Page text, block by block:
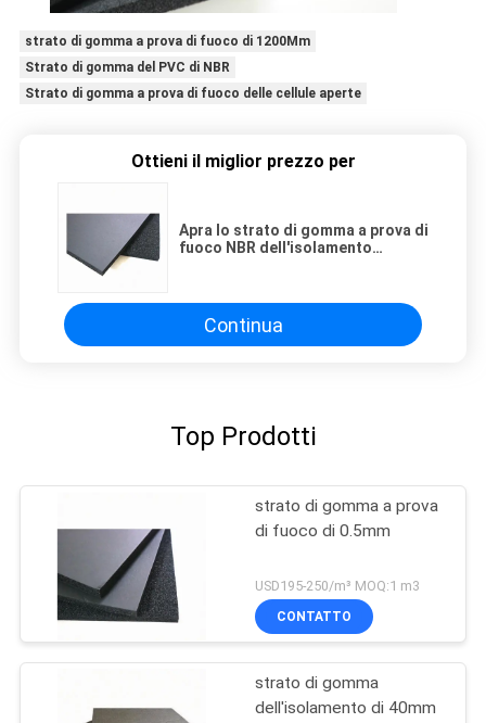
strato di gomma a prova di fuoco di 1200Mm
Strato di gomma del PVC di NBR
Strato di gomma a prova di fuoco delle cellule aperte
Ottieni il miglior prezzo per
Apra lo strato di gomma a prova di
fuoco NBR dell'isolamento
Continua
Top Prodotti
strato di gomma a prova
di fuoco di 0.5mm
USD195-250/m³ MOQ:1 m3
CONTATTO
strato di gomma
dell'isolamento di 40mm